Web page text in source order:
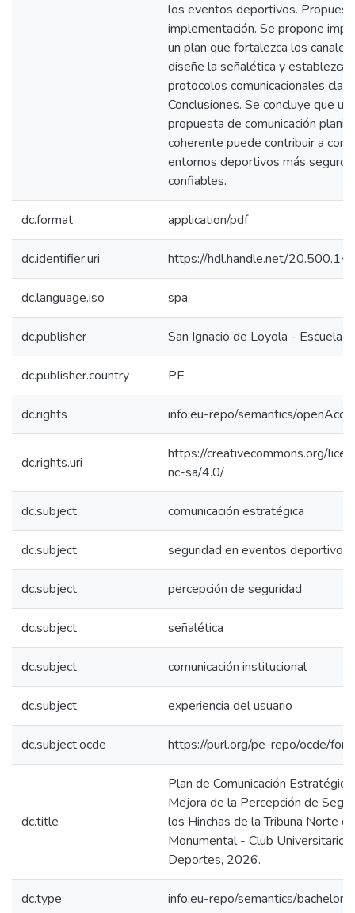
los eventos deportivos.
implementación. Se propone
un plan que fortalezca los
diseñe la señalética y establezca
protocolos comunicacionales
Conclusiones. Se concluye que
propuesta de comunicación
coherente puede contribuir a
entornos deportivos más
confiables.
dc.format application/pdf
dc.identifier.uri https://hdl.handle.net/
dc.language.iso spa
dc.publisher San Ignacio de Loyola - Escuela
dc.publisher.country PE
dc.rights info:eu-repo/semantics/
dc.rights.uri
https://creativecommons.org/
nc-sa/4.0/
dc.subject comunicación estratégica
dc.subject seguridad en eventos deportivos
dc.subject percepción de seguridad
dc.subject señalética
dc.subject comunicación institucional
dc.subject experiencia del usuario
dc.subject.ocde https://purl.org/pe-repo/ocde/
dc.title
Plan de Comunicación
Mejora de la Percepción de
los Hinchas de la Tribuna Norte
Monumental - Club Universitario
Deportes, 2026.
dc.type info:eu-repo/semantics/